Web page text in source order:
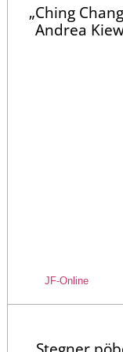
„Ching
Andrea
JF-Online